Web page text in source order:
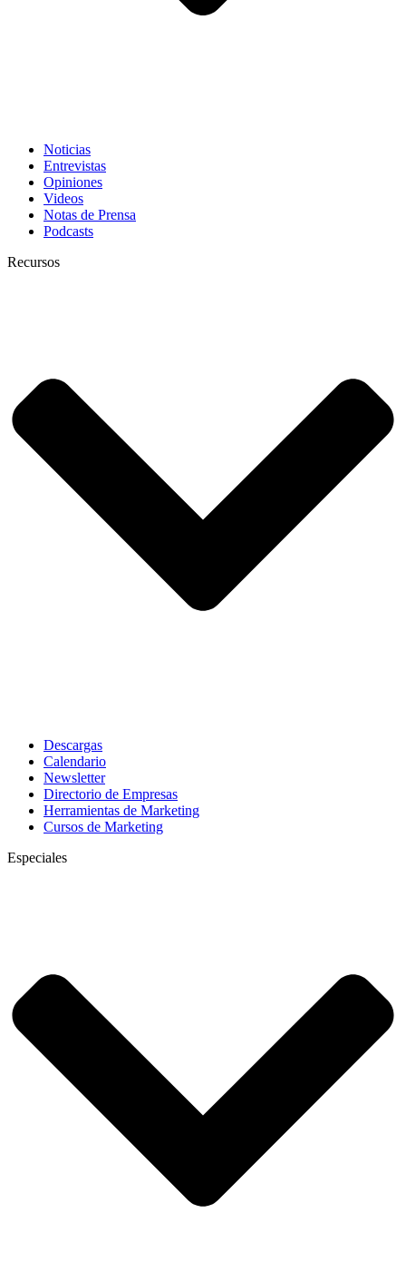
Noticias
Entrevistas
Opiniones
Videos
Notas de Prensa
Podcasts
Recursos
Descargas
Calendario
Newsletter
Directorio de Empresas
Herramientas de Marketing
Cursos de Marketing
Especiales